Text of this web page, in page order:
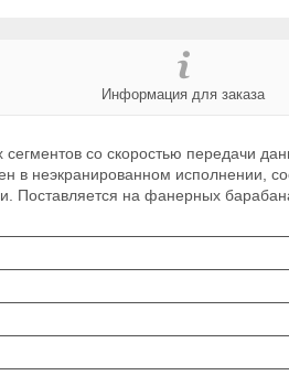
Информация для заказа
со скоростью передачи
в неэкранированном исполнении,
Поставляется на фанерных